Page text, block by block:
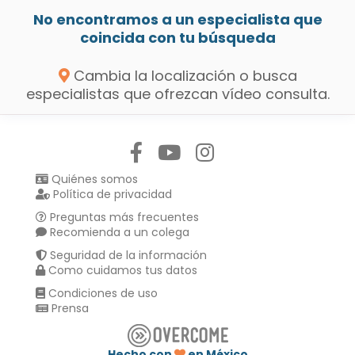
No encontramos a un especialista que
coincida con tu búsqueda
Cambia la localización o busca
especialistas que ofrezcan vídeo consulta.
Quiénes somos
Política de privacidad
Preguntas más frecuentes
Recomienda a un colega
Seguridad de la información
Como cuidamos tus datos
Condiciones de uso
Prensa